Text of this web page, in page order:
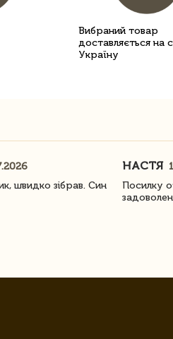
Вибраний товар
доставляється на
Україну
швидко зібрав. Син
НАСТЯ
Посилку